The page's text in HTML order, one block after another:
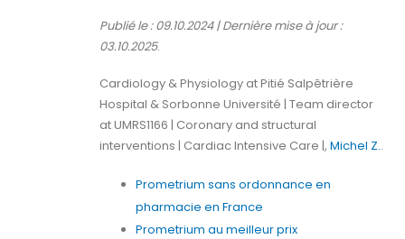
Publié le : 09.10.2024 | Dernière mise à jour :
03.10.2025.
Cardiology & Physiology at Pitié Salpêtrière
Hospital & Sorbonne Université | Team director
at UMRS1166 | Coronary and structural
interventions | Cardiac Intensive Care |, Michel Z..
Prometrium sans ordonnance en
pharmacie en France
Prometrium au meilleur prix